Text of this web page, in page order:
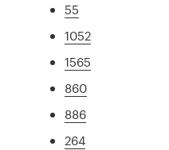
55
1052
1565
860
886
264